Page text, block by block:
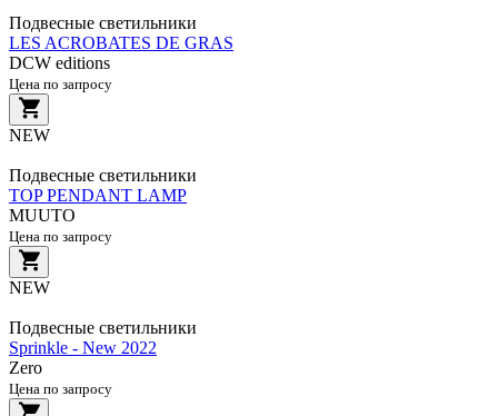
Подвесные светильники
LES ACROBATES DE GRAS
DCW editions
Цена по запросу
NEW
Подвесные светильники
TOP PENDANT LAMP
MUUTO
Цена по запросу
NEW
Подвесные светильники
Sprinkle - New 2022
Zero
Цена по запросу